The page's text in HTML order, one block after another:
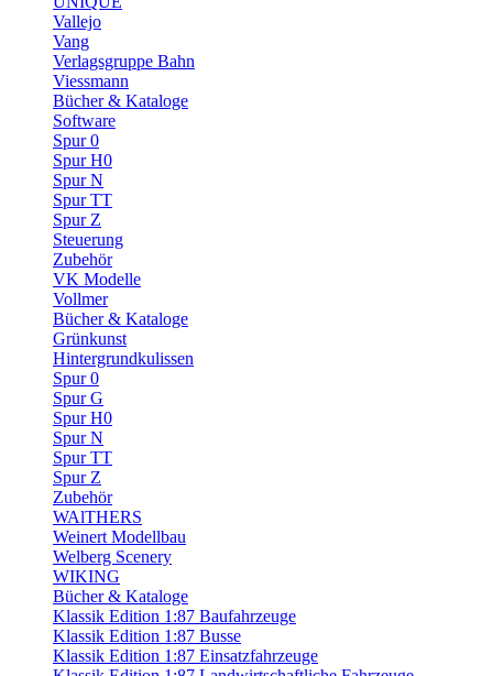
Vallejo
Vang
Verlagsgruppe Bahn
Viessmann
Bücher & Kataloge
Software
Spur 0
Spur H0
Spur N
Spur TT
Spur Z
Steuerung
Zubehör
VK Modelle
Vollmer
Bücher & Kataloge
Grünkunst
Hintergrundkulissen
Spur 0
Spur G
Spur H0
Spur N
Spur TT
Spur Z
Zubehör
WAlTHERS
Weinert Modellbau
Welberg Scenery
WIKING
Bücher & Kataloge
Klassik Edition 1:87 Baufahrzeuge
Klassik Edition 1:87 Busse
Klassik Edition 1:87 Einsatzfahrzeuge